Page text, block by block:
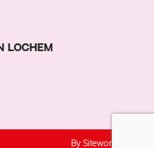
LOCHEM
By Sitework